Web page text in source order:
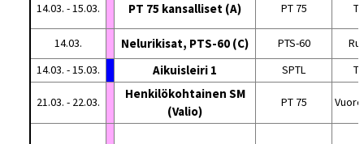
14.03. - 15.03. PT 75 kansalliset (A) PT 75
14.03. Nelurikisat, PTS-60 (C) PTS-60
14.03. - 15.03.
Aikuisleiri 1 SPTL
21.03. - 22.03.
Henkilökohtainen SM
(Valio)
PT 75